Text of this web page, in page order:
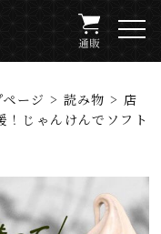
ージ > 読み物 > 店
じゃんけんでソフト